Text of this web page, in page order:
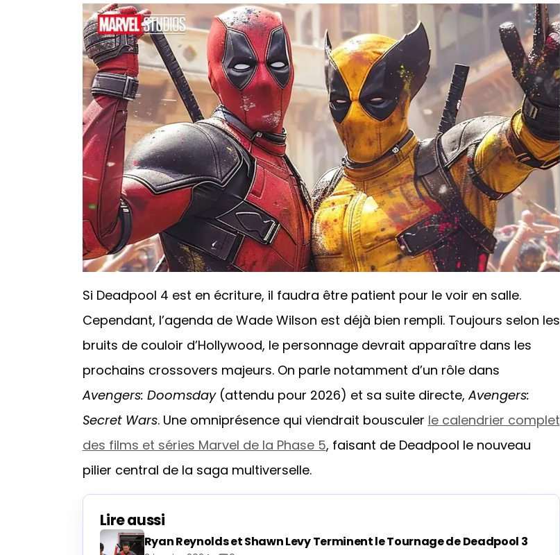
Si Deadpool 4 est en écriture, il faudra être patient pour le voir en salle.
Cependant, l’agenda de Wade Wilson est déjà bien rempli. Toujours selon les
bruits de couloir d’Hollywood, le personnage devrait apparaître dans les
prochains crossovers majeurs. On parle notamment d’un rôle dans
Avengers: Doomsday(attendu pour 2026) et sa suite directe,Avengers:
Secret Wars. Une omniprésence qui viendrait bousculer le calendrier complet
des films et séries Marvel de la Phase 5, faisant de Deadpool le nouveau
pilier central de la saga multiverselle.
Lire aussi
Ryan Reynolds et Shawn Levy Terminent le Tournage de Deadpool 3